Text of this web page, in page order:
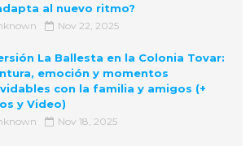
al nuevo ritmo?
Nov 22, 2025
La Ballesta en la Colonia Tovar:
emoción y momentos
con la familia y amigos (+
y Video)
Nov 18, 2025